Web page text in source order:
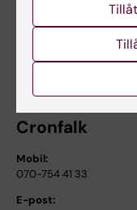
Hämta
För
Med dr,
Cronfalk
Mobil:
070-754 41 33
E-post: